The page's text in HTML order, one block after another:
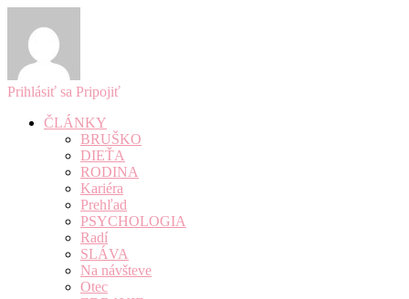
Prihlásiť sa Pripojiť
ČLÁNKY
BRUŠKO
DIEŤA
RODINA
Kariéra
Prehľad
PSYCHOLOGIA
Radí
SLÁVA
Na návšteve
Otec